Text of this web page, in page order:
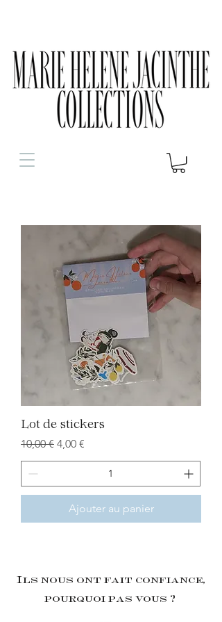
Lot de stickers
Prix original
10,00 € Prix promotionnel
4,00 €
Ajouter au panier
Ils nous ont fait confiance,
pourquoi pas vous ?